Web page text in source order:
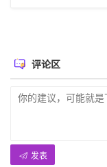
评论区
发表